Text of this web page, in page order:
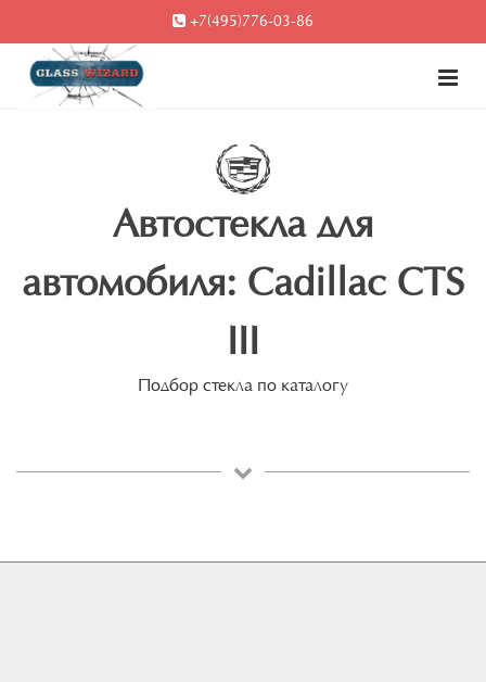
+7(495)776-03-86
Автостекла для
автомобиля: Cadillac CTS
III
Подбор стекла по каталогу